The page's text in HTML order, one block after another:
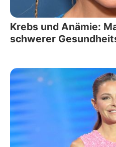
Krebs und Anämie:
schwerer